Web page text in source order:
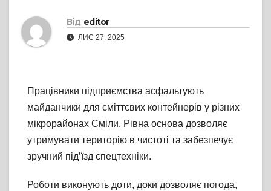
Від editor
ЛИС 27, 2025
Працівники підприємства асфальтують
майданчики для сміттєвих контейнерів у різних
мікрорайонах Сміли. Рівна основа дозволяє
утримувати територію в чистоті та забезпечує
зручний під’їзд спецтехніки.
Роботи виконують доти, доки дозволяє погода,